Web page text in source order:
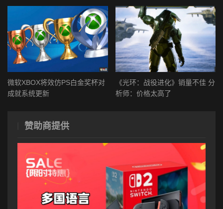
微软XBOX将效仿PS白金奖杯对
成就系统更新
《光环：战役进化》销量不佳 分
析师：价格太高了
赞助商提供